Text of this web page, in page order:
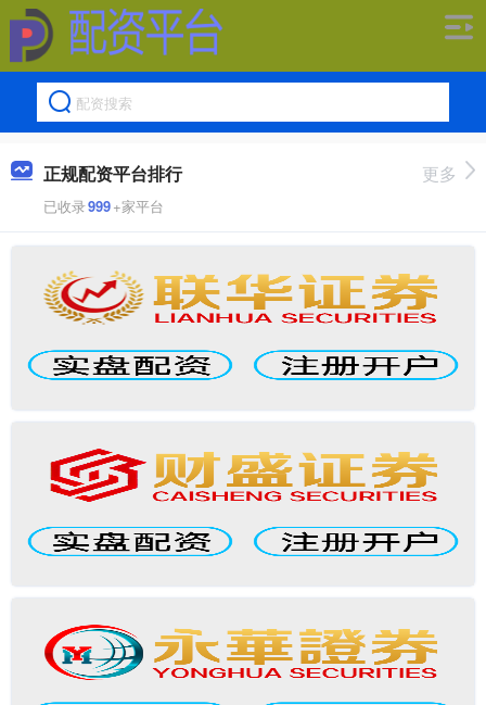
正规配资平台排行
已收录999+家平台
更多